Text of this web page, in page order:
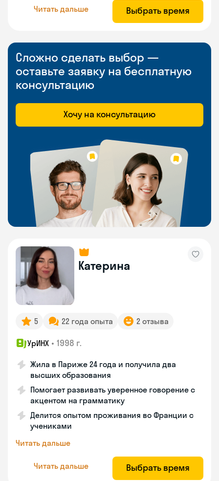
Читать дальше Выбрать время
Сложно сделать выбор —
оставьте заявку на бесплатную
консультацию
Хочу на консультацию
Катерина
5 22 года опыта 2 отзыва
УрИНХ • 1998 г.
Жила в Париже 24 года и получила два
высших образования
Помогает развивать уверенное говорение с
акцентом на грамматику
Делится опытом проживания во Франции с
учениками
Читать дальше
Читать дальше Выбрать время